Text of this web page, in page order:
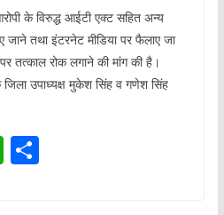
के विरुद्ध आईटी एक्ट सहित अन्य
जाने तथा इंटरनेट मीडिया पर फैलाए जा
तत्काल रोक लगाने की मांग की है।
जिला उपाध्यक्ष मुकेश सिंह व गणेश सिंह
W S